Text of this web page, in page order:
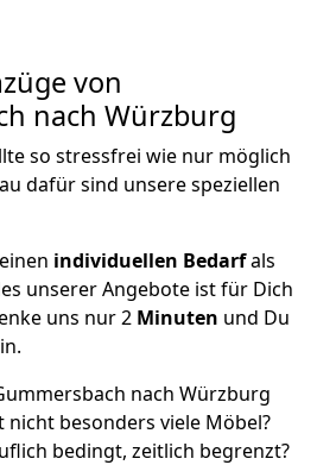
von
nach Würzburg
so stressfrei wie nur möglich
dafür sind unsere speziellen
individuellen Bedarfals
unserer Angebote ist für Dich
uns nur 2 Minuten und Du
nach Würzburg
nicht besonders viele Möbel?
bedingt, zeitlich begrenzt?